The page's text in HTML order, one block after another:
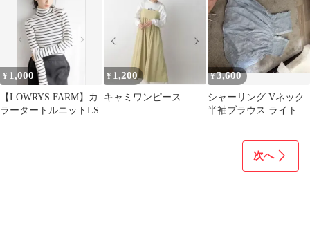
¥ 1,000
【LOWRYS FARM】カ
ラータートルニットLS
¥ 1,200
キャミワンピース
¥3,600
シャーリング Vネック
半袖ブラウス ライトブ
次へ